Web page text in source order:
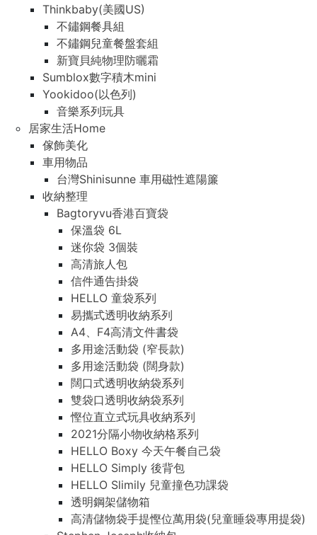
Thinkbaby(美國US)
不鏽鋼餐具組
不鏽鋼兒童餐盤套組
新寶貝純物理防曬霜
Sumblox數字積木mini
Yookidoo(以色列)
音樂系列玩具
居家生活Home
傢飾美化
車用物品
台灣Shinisunne 車用磁性遮陽簾
收納整理
Bagtoryvu香港百寶袋
保溫袋 6L
迷你袋 3個裝
高清旅人包
信件通告掛袋
HELLO 童袋系列
易攜式透明收納系列
A4、F4高清文件書袋
多用途活動袋 (窄長款)
多用途活動袋 (闊身款)
闊口式透明收納袋系列
雙袋口透明收納袋系列
慳位直立式玩具收納系列
2021分隔小物收納格系列
HELLO Boxy 今天午餐自己袋
HELLO Simply 後背包
HELLO Slimily 兒童撞色功課袋
透明鋼架儲物箱
高清儲物袋手提慳位萬用袋(兒童睡袋專用提袋)